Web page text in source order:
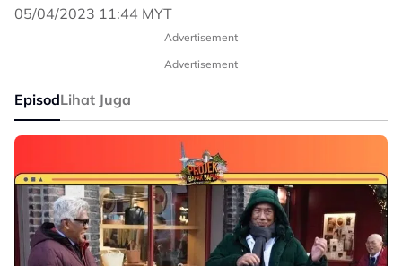
05/04/2023 11:44 MYT
Advertisement
Advertisement
EpisodLihat Juga